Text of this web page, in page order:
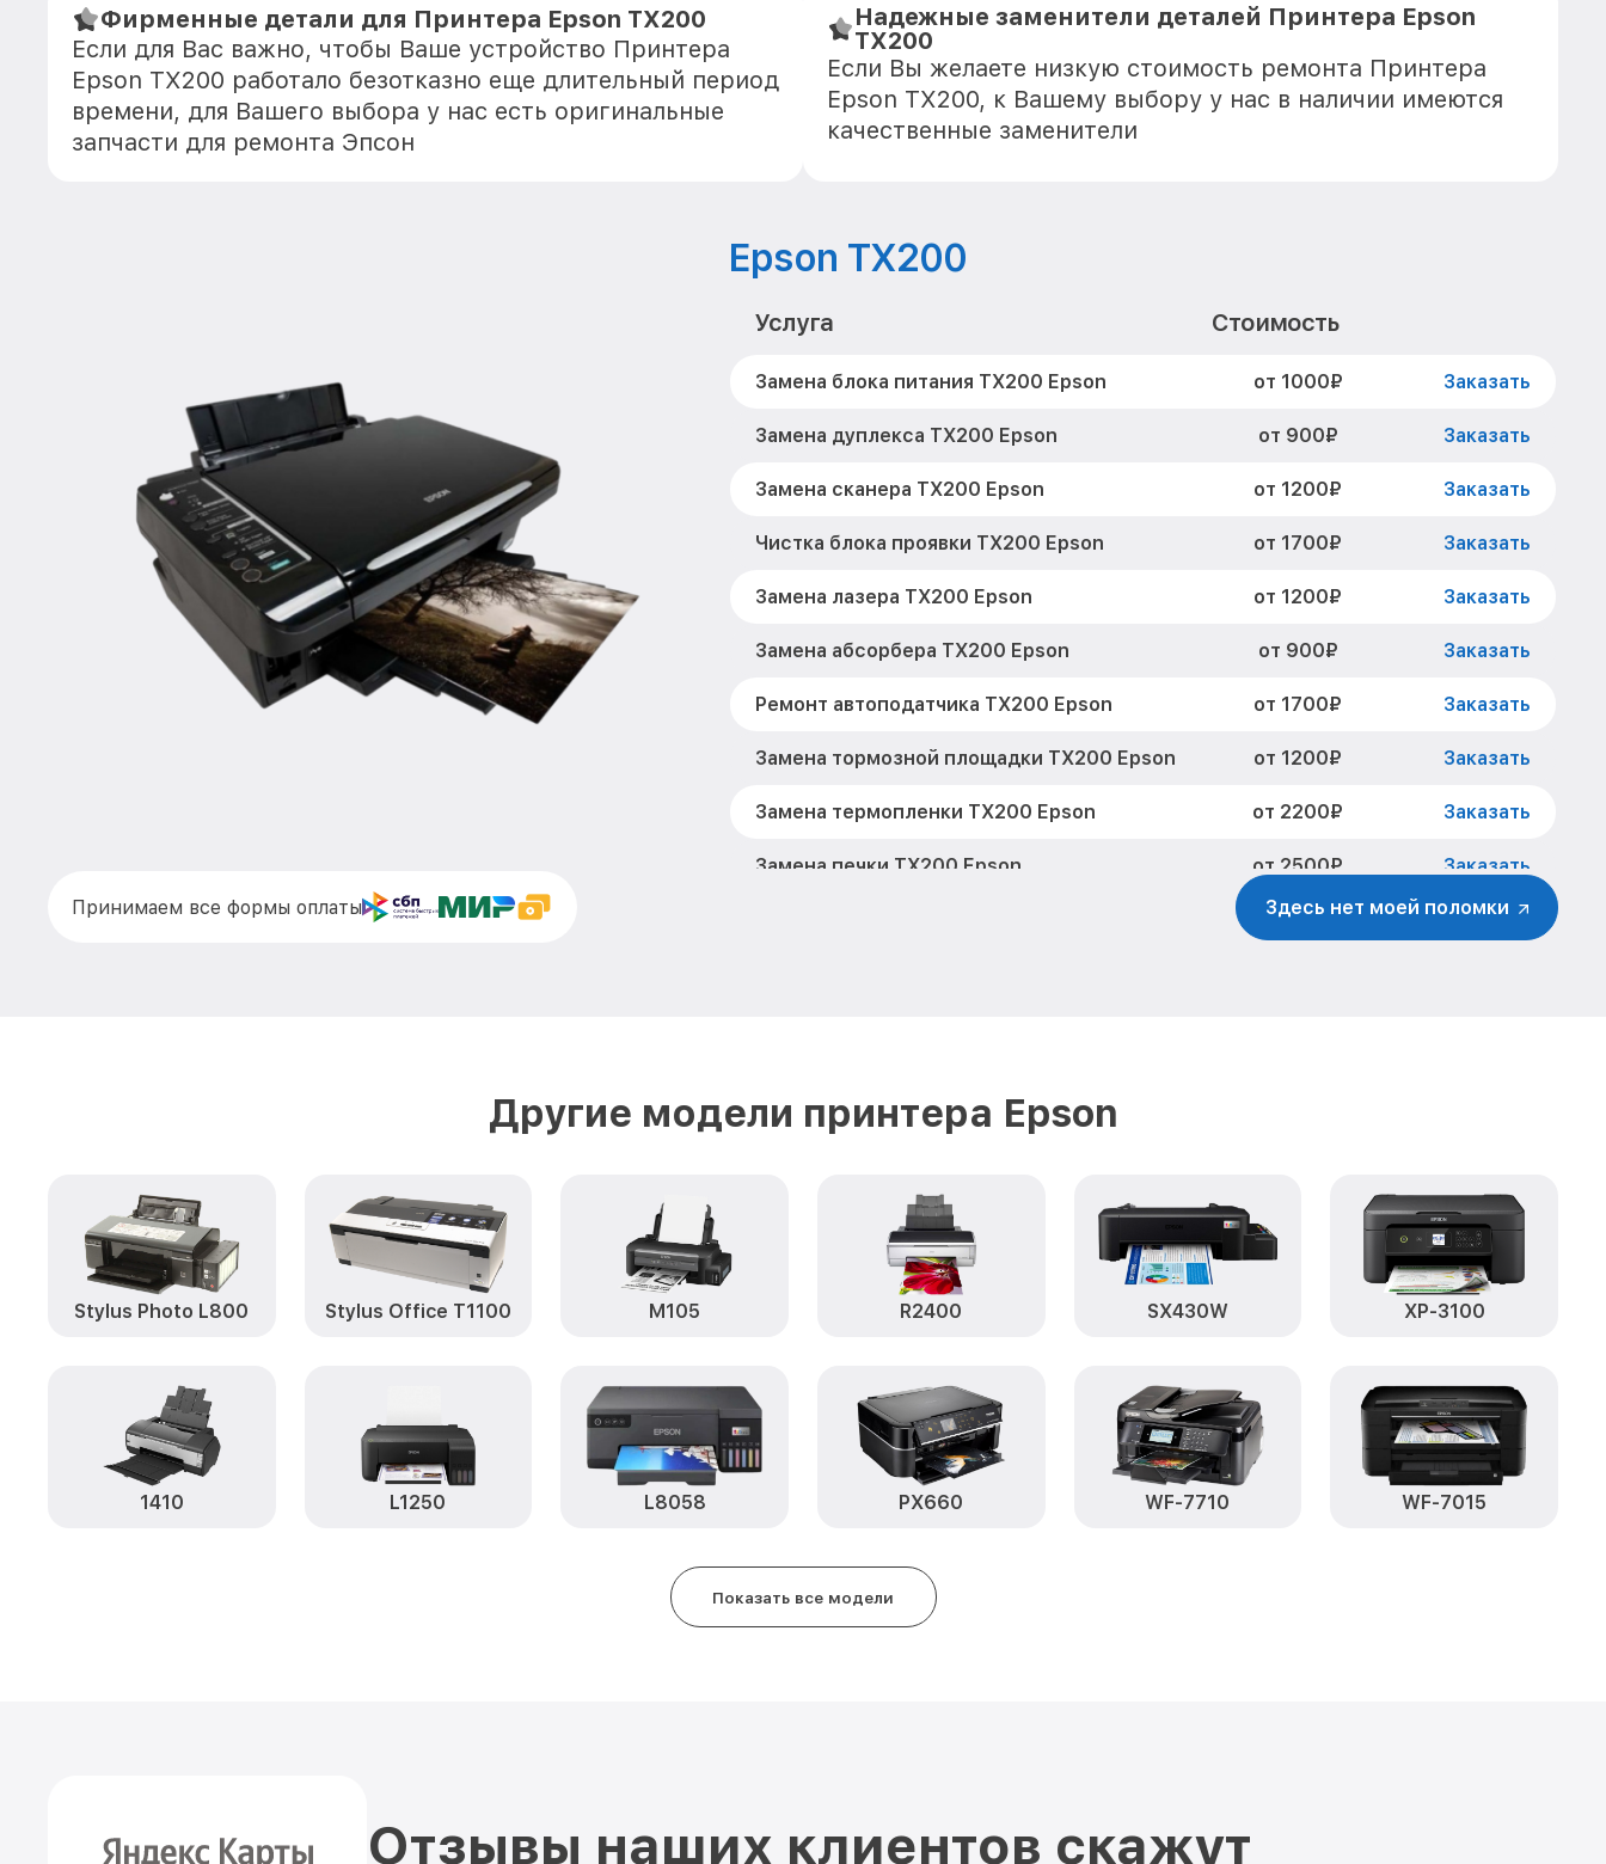
Фирменные детали для Принтера Epson TX200
Если для Вас важно, чтобы Ваше устройство Принтера
Epson TX200 работало безотказно еще длительный период
времени, для Вашего выбора у нас есть оригинальные
запчасти для ремонта Эпсон
Надежные заменители деталей Принтера Epson
TX200
Если Вы желаете низкую стоимость ремонта Принтера
Epson TX200, к Вашему выбору у нас в наличии имеются
качественные заменители
Epson TX200
Услуга Стоимость
Замена блока питания TX200 Epson от 1000₽ Заказать
Замена дуплекса TX200 Epson от 900₽ Заказать
Замена сканера TX200 Epson от 1200₽ Заказать
Чистка блока проявки TX200 Epson от 1700₽ Заказать
Замена лазера TX200 Epson от 1200₽ Заказать
Замена абсорбера TX200 Epson от 900₽ Заказать
Ремонт автоподатчика TX200 Epson от 1700₽ Заказать
Замена тормозной площадки TX200 Epson от 1200₽ Заказать
Замена термопленки TX200 Epson от 2200₽ Заказать
Замена печки TX200 Epson от 2500₽ Заказать
от 1500₽ Заказать
Принимаем все формы оплаты Здесь нет моей поломки
Другие модели принтера Epson
Stylus Photo L800 Stylus Office T1100 M105 R2400 SX430W XP-3100
1410 L1250 L8058 PX660 WF-7710 WF-7015
Показать все модели
Отзывы наших клиентов скажут